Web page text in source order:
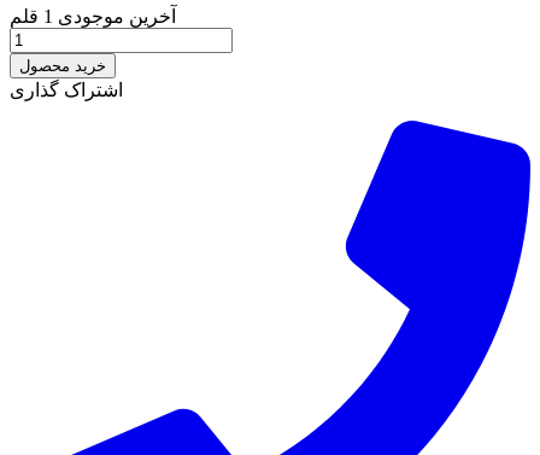
آخرین موجودی 1 قلم
خرید محصول
اشتراک گذاری